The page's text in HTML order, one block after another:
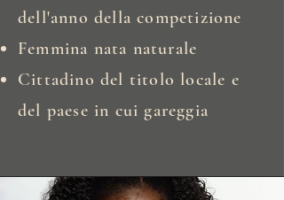
dell'anno della competizione
Femmina nata naturale
Cittadino del titolo locale e
del paese in cui gareggia